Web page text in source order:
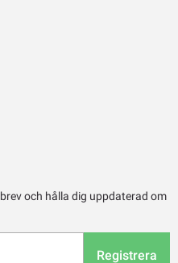
och hålla dig uppdaterad om
Registrera